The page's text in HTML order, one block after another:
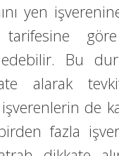
yen
Bu
alarak
de
fazla